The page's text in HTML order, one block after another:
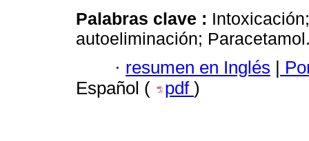
Palabras clave :
autoeliminación;
· resumen en Inglés
Español (
pdf )